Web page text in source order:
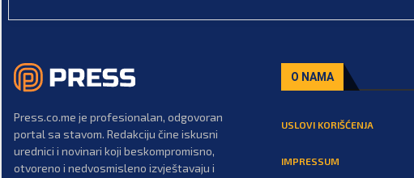
Press.co.me je profesionalan, odgovoran
portal sa stavom. Redakciju čine iskusni
urednici i novinari koji beskompromisno,
otvoreno i nedvosmisleno izvještavaju i
O NAMA
USLOVI KORIŠĆENJA
IMPRESSUM